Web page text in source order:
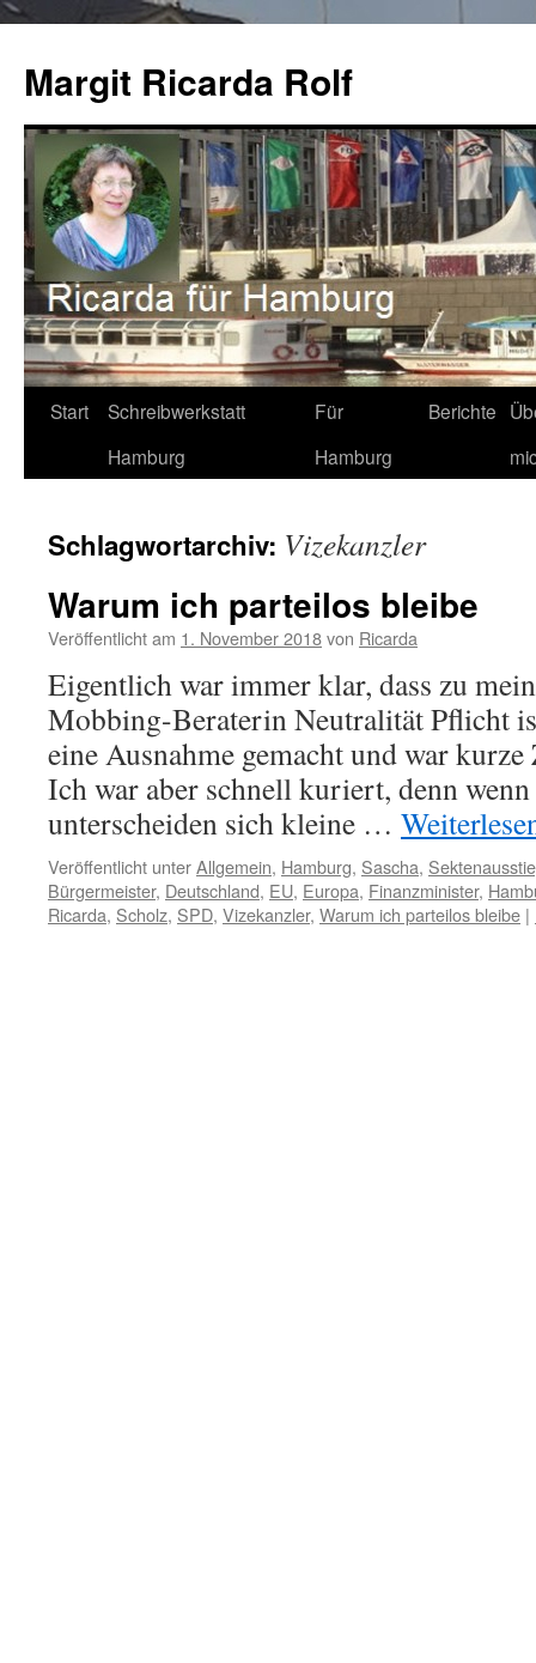
springen
Margit Ricarda Rolf
Start
Schreibwerkstatt
Hamburg
Für
Hamburg
Berichte
Schlagwortarchiv: Vizekanzler
Warum ich parteilos bleibe
Veröffentlicht am 1. November 2018von Ricarda
Eigentlich war immer klar, dass zu
Mobbing-Beraterin Neutralität Pflicht
eine Ausnahme gemacht und war
Ich war aber schnell kuriert, denn wenn
unterscheiden sich kleine …
Veröffentlicht unterAllgemein, Hamburg, Sascha,
Bürgermeister, Deutschland, EU, Europa, Finanzminister,
Ricarda, Scholz, SPD, Vizekanzler, Warum ich parteilos bleibe |